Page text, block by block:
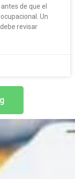
de que el
Un
revisar